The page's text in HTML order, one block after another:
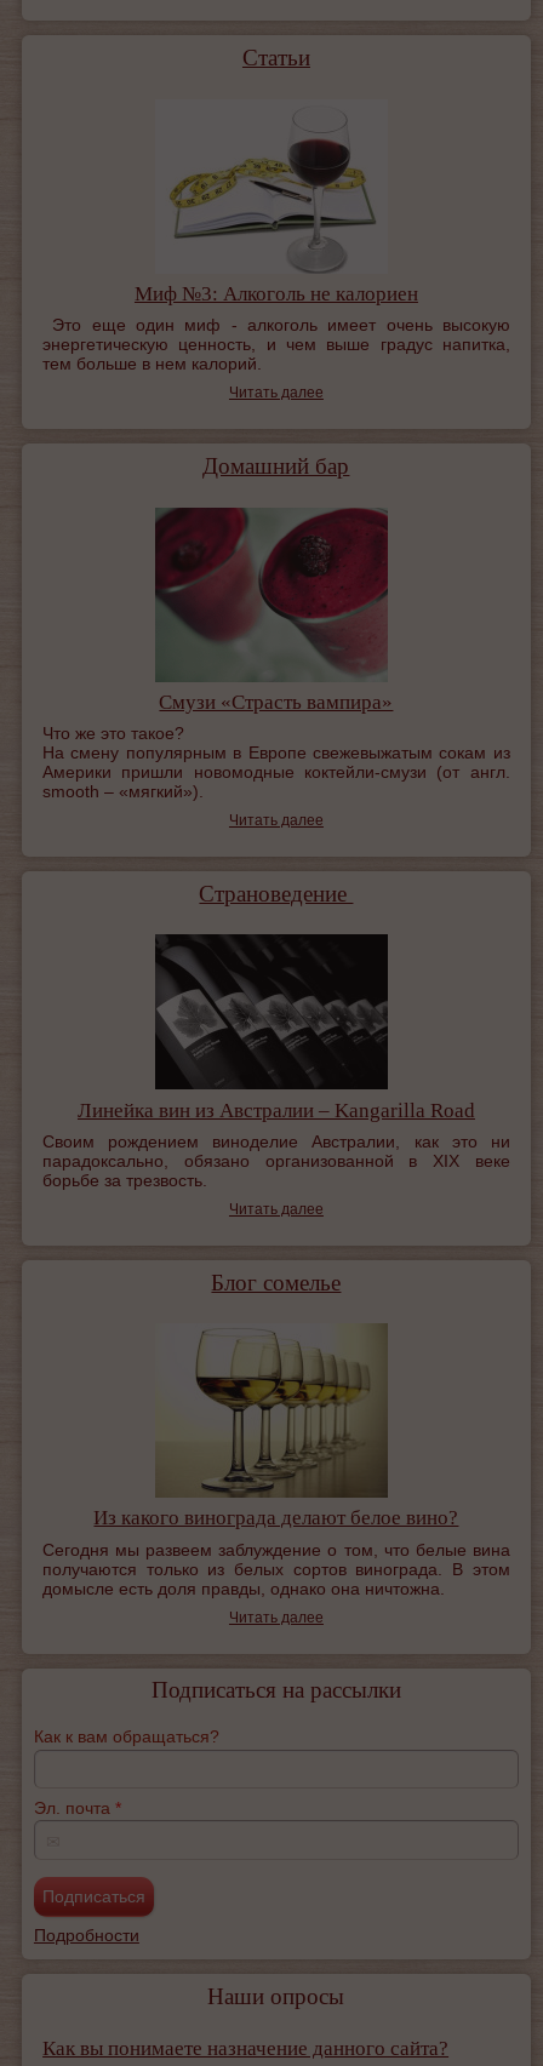
Статьи
Миф №3: Алкоголь не калориен
Это еще один миф - алкоголь имеет очень высокую
энергетическую ценность, и чем выше градус напитка,
тем больше в нем калорий.
Читать далее
Домашний бар
Смузи «Страсть вампира»
Что же это такое?
На смену популярным в Европе свежевыжатым сокам из
Америки пришли новомодные коктейли-смузи (от англ.
smooth – «мягкий»).
Читать далее
Страноведение
Линейка вин из Австралии – Kangarilla Road
Своим рождением виноделие Австралии, как это ни
парадоксально, обязано организованной в XIX веке
борьбе за трезвость.
Читать далее
Блог сомелье
Из какого винограда делают белое вино?
Сегодня мы развеем заблуждение о том, что белые вина
получаются только из белых сортов винограда. В этом
домысле есть доля правды, однако она ничтожна.
Читать далее
Подписаться на рассылки
Как к вам обращаться?
Эл. почта *
Подробности
Наши опросы
Как вы понимаете назначение данного сайта?